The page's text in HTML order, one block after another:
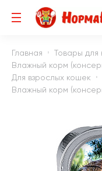
Главная Товары для
Влажный корм
Для взрослых кошек
Влажный корм